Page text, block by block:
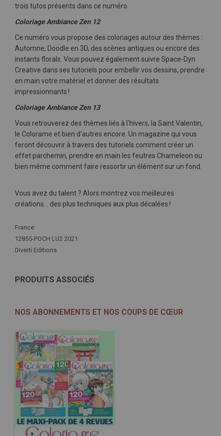
trois tutos présents dans ce numéro.
Coloriage Ambiance Zen 12
Ce numéro vous propose des coloriages autour des thèmes :
Automne, Doodle en 3D, des scènes antiques ou encore des
instants florals. Vous pouvez également suivre Space-Dyn
Creative dans ses tutoriels pour embellir vos dessins, prendre
en main votre matériel et donner des résultats
impressionnants !
Coloriage Ambiance Zen 13
Vous retrouverez des thèmes liés à l'hivers, la Saint Valentin,
le Colorame et bien d'autres encore. Un magazine qui vous
feront découvrir à travers des tutoriels comment créer un
effet parchemin, prendre en main les feutres Chameleon ou
bien même comment faire ressortir un élément sur un fond.
Vous avez du talent ? Alors montrez vos meilleures
créations … des plus techniques aux plus décalées !
Plus
d'infos
France
12855-POCH LU2 2021
Diverti Editions
PRODUITS ASSOCIÉS
NOS ABONNEMENTS ET NOS COUPS DE CŒUR